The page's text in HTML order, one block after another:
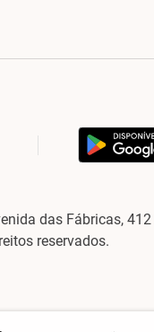
das Fábricas, 412
reservados.